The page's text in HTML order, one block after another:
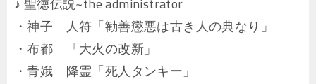
・神子 人符「勧善懲悪は古き人の典なり」
・布都 「大火の改新」
・青娥 降霊「死人タンキー」